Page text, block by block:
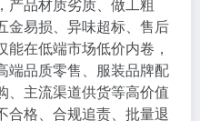
产品材质劣质、做工粗
金易损、异味超标、售后
在低端市场低价内卷，
端品质零售、服装品牌配
、主流渠道供货等高价值
合格、合规追责、批量退